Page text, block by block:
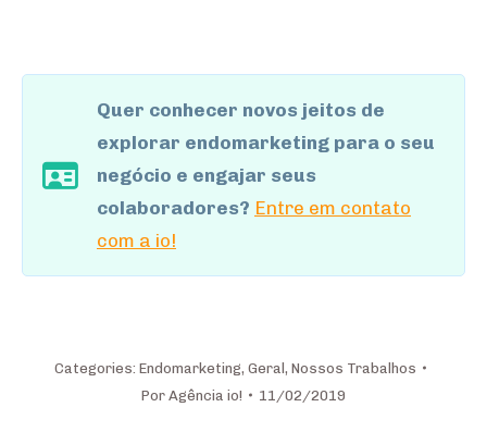
Quer conhecer novos jeitos de
explorar endomarketing para o seu
negócio e engajar seus
colaboradores? Entre em contato
com a io!
Categories: Endomarketing, Geral , Nossos Trabalhos
Por Agência io! 11/02/2019